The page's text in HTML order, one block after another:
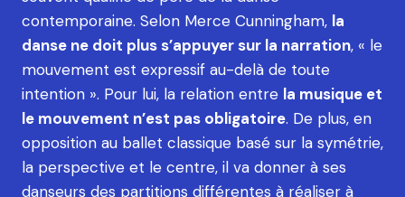
contemporaine. Selon Merce Cunningham, la
danse ne doit plus s’appuyer sur la narration, « le
mouvement est expressif au-delà de toute
intention ». Pour lui, la relation entre la musique et
le mouvement n’est pas obligatoire. De plus, en
opposition au ballet classique basé sur la symétrie,
la perspective et le centre, il va donner à ses
danseurs des partitions différentes à réaliser à